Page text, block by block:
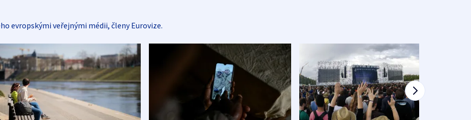
evropskými veřejnými médii, členy Eurovize.